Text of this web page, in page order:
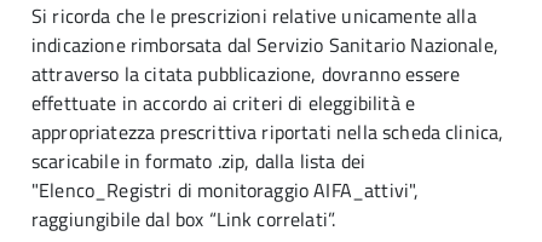
Si ricorda che le prescrizioni relative unicamente alla
indicazione rimborsata dal Servizio Sanitario Nazionale,
attraverso la citata pubblicazione, dovranno essere
effettuate in accordo ai criteri di eleggibilità e
appropriatezza prescrittiva riportati nella scheda clinica,
scaricabile in formato .zip, dalla lista dei
"Elenco_Registri di monitoraggio AIFA_attivi",
raggiungibile dal box “Link correlati”.